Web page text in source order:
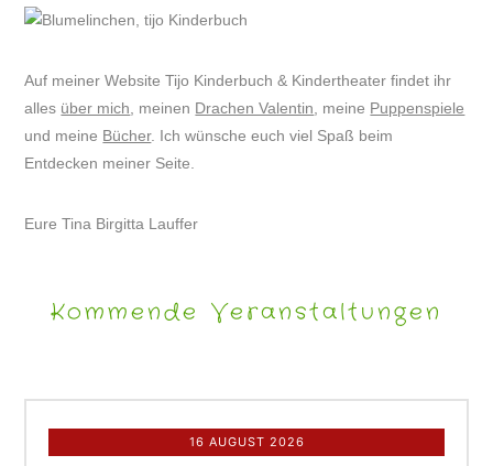
Auf meiner Website Tijo Kinderbuch & Kindertheater findet ihr
alles über mich , meinen Drachen Valentin , meine Puppenspiele
und meine Bücher. Ich wünsche euch viel Spaß beim
Entdecken meiner Seite.
Eure Tina Birgitta Lauffer
Kommende Veranstaltungen
16 AUGUST 2026